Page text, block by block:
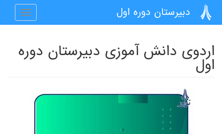
رفتن به محتوای اصلی
دبیرستان دوره اول
Toggle
اردوی دانش آموزی دبیرستان دوره
اول